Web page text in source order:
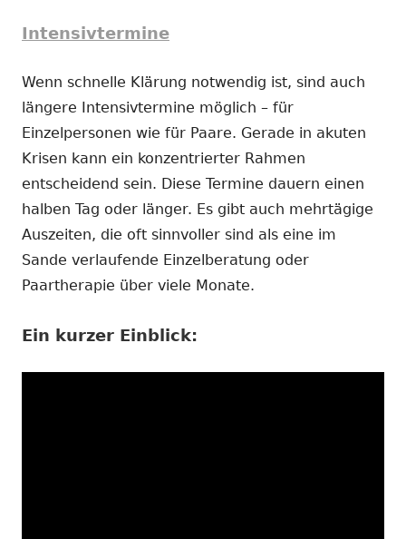
Intensivtermine
Wenn schnelle Klärung notwendig ist, sind auch
längere Intensivtermine möglich – für
Einzelpersonen wie für Paare. Gerade in akuten
Krisen kann ein konzentrierter Rahmen
entscheidend sein. Diese Termine dauern einen
halben Tag oder länger. Es gibt auch mehrtägige
Auszeiten, die oft sinnvoller sind als eine im
Sande verlaufende Einzelberatung oder
Paartherapie über viele Monate.
Ein kurzer Einblick: